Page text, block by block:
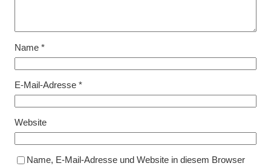
Name *
E-Mail-Adresse *
Website
Name, E-Mail-Adresse und Website in diesem Browser